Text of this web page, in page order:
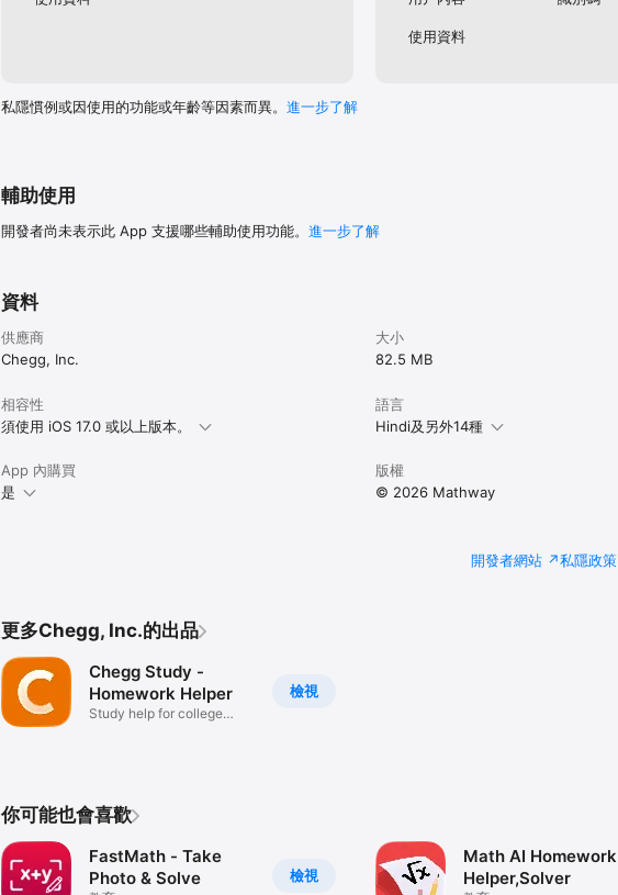
使用資料
私隱慣例或因使用的功能或年齡等因素而異。 進一步了解
輔助使用
開發者尚未表示此 App 支援哪些輔助使用功能。 進一步了解
資料
供應商
Chegg, Inc.
大小
82.5 MB
相容性
須使用 iOS 17.0 或以上版本。
語言
Hindi及另外14種
App 內購買
是
版權
© 2026 Mathway
開發者網站 私隱政策
更多Chegg, Inc.的出品
檢視
Chegg Study -
Homework Helper
Study help for college
你可能也會喜歡
檢視
FastMath - Take
Photo & Solve
Math AI Homework
Helper,Solver